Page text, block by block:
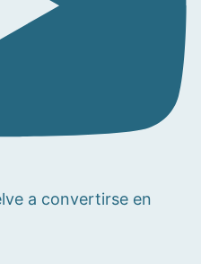
a convertirse en